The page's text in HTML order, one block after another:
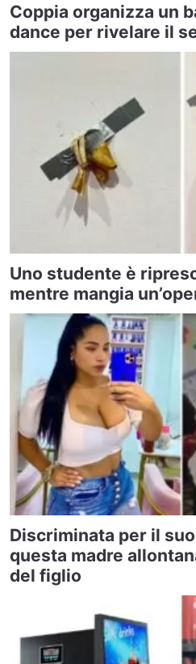
Coppia organizza un
dance per rivelare il
Uno studente è
mentre mangia
Discriminata per il
questa madre
del figlio